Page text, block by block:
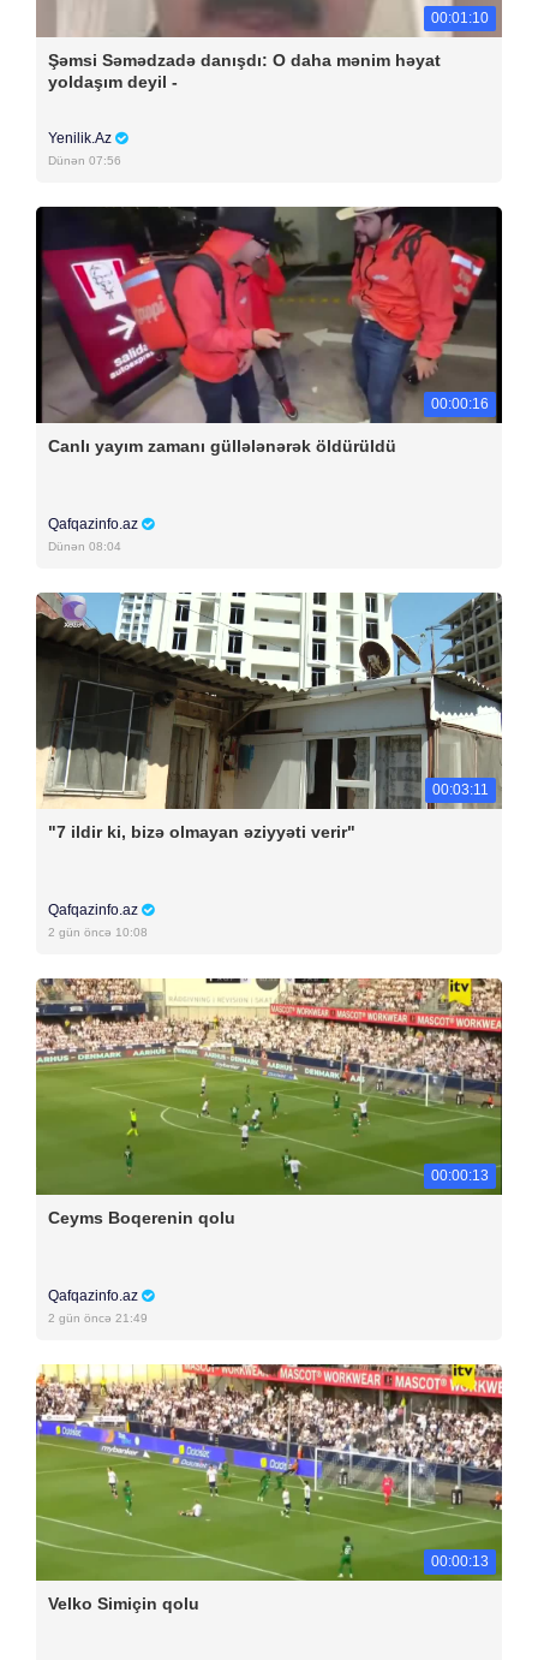
00:01:10
Şəmsi Səmədzadə danışdı: O daha mənim həyat
yoldaşım deyil -
Yenilik.Az
Dünən 07:56
00:00:16
Canlı yayım zamanı güllələnərək öldürüldü
Qafqazinfo.az
Dünən 08:04
00:03:11
"7 ildir ki, bizə olmayan əziyyəti verir"
Qafqazinfo.az
2 gün öncə 10:08
00:00:13
Ceyms Boqerenin qolu
Qafqazinfo.az
2 gün öncə 21:49
00:00:13
Velko Simiçin qolu